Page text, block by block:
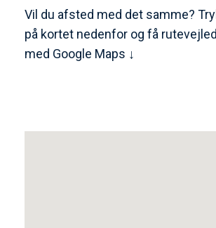
Vil du afsted med det samme?
på kortet nedenfor og få
med Google Maps ↓